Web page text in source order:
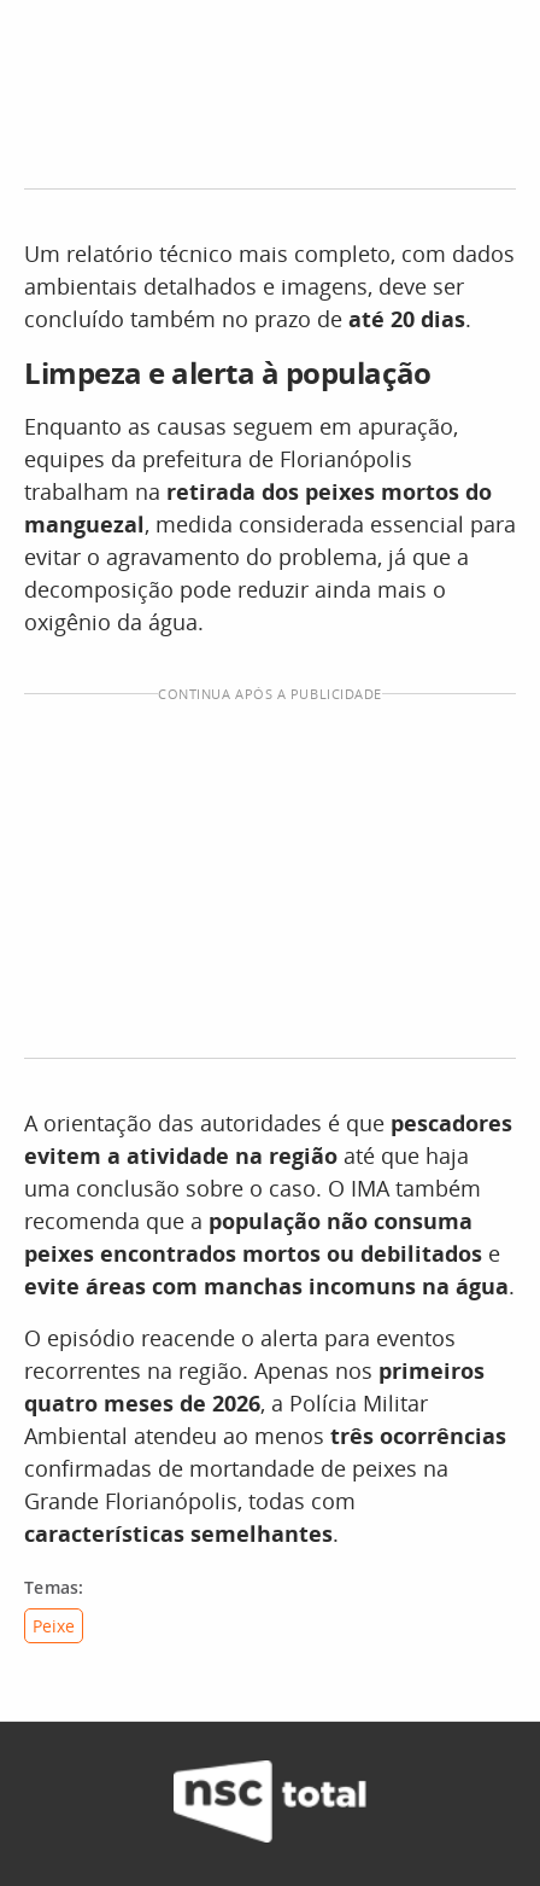
Um relatório técnico mais completo, com dados
ambientais detalhados e imagens, deve ser
concluído também no prazo de até 20 dias.
Limpeza e alerta à população
Enquanto as causas seguem em apuração,
equipes da prefeitura de Florianópolis
trabalham na retirada dos peixes mortos do
manguezal, medida considerada essencial para
evitar o agravamento do problema, já que a
decomposição pode reduzir ainda mais o
oxigênio da água.
CONTINUA APÓS A PUBLICIDADE
A orientação das autoridades é que pescadores
evitem a atividade na região até que haja
uma conclusão sobre o caso. O IMA também
recomenda que a população não consuma
peixes encontrados mortos ou debilitados e
evite áreas com manchas incomuns na água.
O episódio reacende o alerta para eventos
recorrentes na região. Apenas nos primeiros
quatro meses de 2026, a Polícia Militar
Ambiental atendeu ao menos três ocorrências
confirmadas de mortandade de peixes na
Grande Florianópolis, todas com
características semelhantes.
Temas:
Peixe